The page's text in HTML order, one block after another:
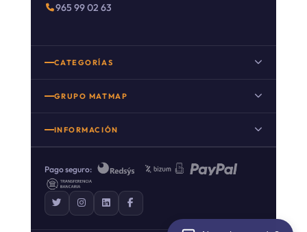
965 99 02 63
CATEGORÍAS
Suelo porcelánico imitación madera
Porcelanico imitacion piedra
Suelo porcelánico imitación mármol
Suelos rústicos porcelánicos
GRUPO MATMAP
INFORMACIÓN
Preguntas frecuentes
Sobre nosotros
Pago seguro: